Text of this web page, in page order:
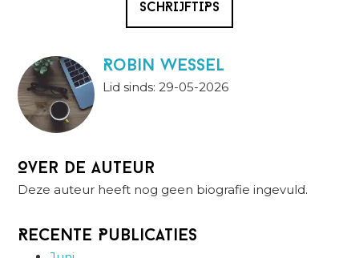
SCHRIJFTIPS
Robin Wessel
Lid sinds: 29-05-2026
Over de auteur
Deze auteur heeft nog geen biografie ingevuld.
Recente Publicaties